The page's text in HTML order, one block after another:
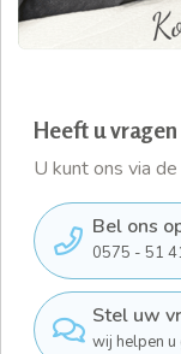
Heeft u
U kunt ons via
Bel ons
0575 - 51
Stel uw
wij helpen u